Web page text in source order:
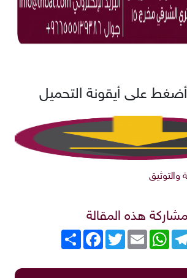
على أيقونة التحميل
والتوثيق
مشاركة هذه المقالة
انشر
FacebookTwitterEmail
WhatsApp